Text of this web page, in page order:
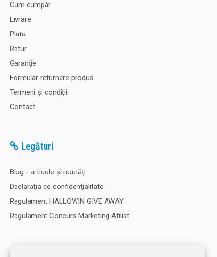
Cum cumpăr
Livrare
Plata
Retur
Garanţie
Formular returnare produs
Termeni şi condiţii
Contact
Legături
Blog - articole și noutăți
Declaraţia de confidenţialitate
Regulament HALLOWIN GIVE AWAY
Regulament Concurs Marketing Afiliat